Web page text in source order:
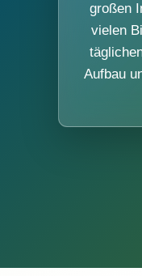
großen
vielen
Aufbau